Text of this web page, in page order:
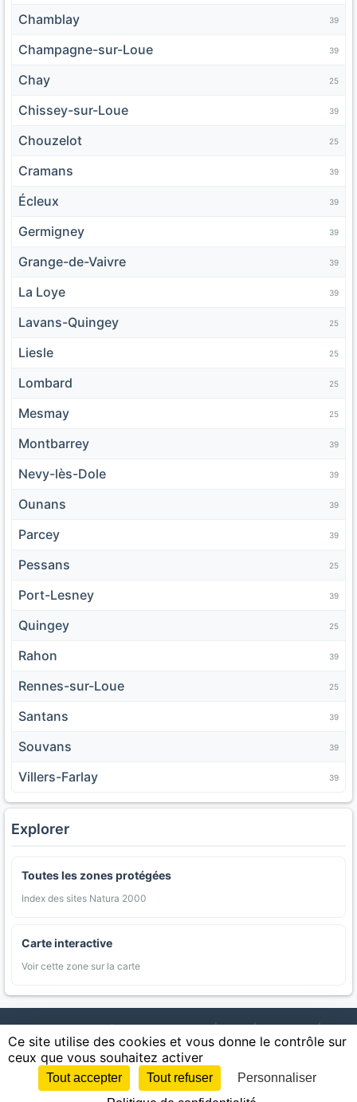
Chamblay 39
Champagne-sur-Loue 39
Chay 25
Chissey-sur-Loue 39
Chouzelot 25
Cramans 39
Écleux 39
Germigney 39
Grange-de-Vaivre 39
La Loye 39
Lavans-Quingey 25
Liesle 25
Lombard 25
Mesmay 25
Montbarrey 39
Nevy-lès-Dole 39
Ounans 39
Parcey 39
Pessans 25
Port-Lesney 39
Quingey 25
Rahon 39
Rennes-sur-Loue 25
Santans 39
Souvans 39
Villers-Farlay 39
Explorer
Toutes les zones protégées
Index des sites Natura 2000
Carte interactive
Voir cette zone sur la carte
AgriMap — Données agricoles ouvertes | Carte | Communes |
Appellations | Regions | Cultures | Zones protégées | Forets |
Littoral | Espaces naturels | Statistiques
| Confidentialite | CGU | CGV Cookies
Sources : IGN, INSEE, Météo-France, SAFER, INRAE, BRGM, INAO, Ministère de
Ce site utilise des cookies et vous donne le contrôle sur
ceux que vous souhaitez activer
Tout accepter Tout refuser
Personnaliser